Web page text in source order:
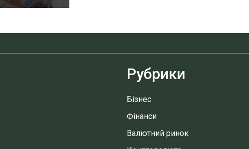
Рубрики
Бізнес
Фінанси
Валютний ринок